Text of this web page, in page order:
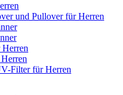
und Pullover für Herren
Filter für Herren